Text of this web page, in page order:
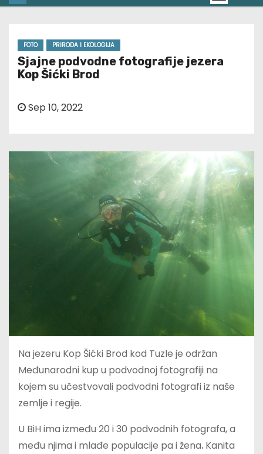
FOTO PRIRODA I EKOLOGIJA
Sjajne podvodne fotografije jezera
Kop Šićki Brod
Sep 10, 2022
Na jezeru Kop Šićki Brod kod Tuzle je održan
Međunarodni kup u podvodnoj fotografiji na
kojem su učestvovali podvodni fotografi iz naše
zemlje i regije.
U BiH ima između 20 i 30 podvodnih fotografa, a
među njima i mlađe populacije pa i žena. Kanita